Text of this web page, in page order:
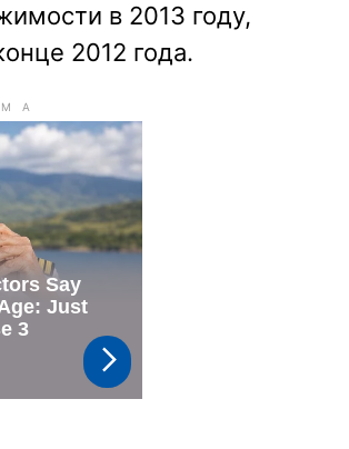
в 2013 году,
2012 года.